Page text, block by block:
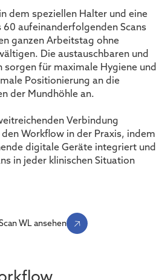
dem speziellen Halter und eine
aufeinanderfolgenden Scans
ganzen Arbeitstag ohne
Die austauschbaren und
für maximale Hygiene und
Positionierung an die
der Mundhöhle an.
Verbindung
Workflow in der Praxis, indem
digitale Geräte integriert und
in jeder klinischen Situation
WL ansehen